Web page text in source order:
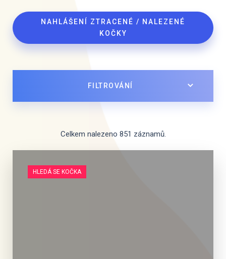
NAHLÁŠENÍ ZTRACENÉ / NALEZENÉ
KOČKY
FILTROVÁNÍ
Celkem nalezeno 851 záznamů.
HLEDÁ SE KOČKA